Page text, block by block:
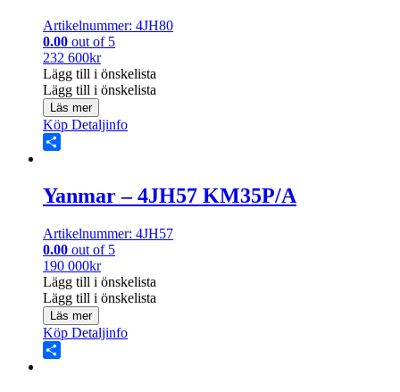
Artikelnummer: 4JH80
0.00 out of 5
232 600kr
Lägg till i önskelista
Lägg till i önskelista
Läs mer
Köp Detaljinfo
Yanmar – 4JH57 KM35P/A
Artikelnummer: 4JH57
0.00 out of 5
190 000kr
Lägg till i önskelista
Lägg till i önskelista
Läs mer
Köp Detaljinfo